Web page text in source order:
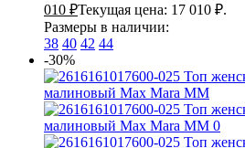
010 ₽Текущая цена: 17 010 ₽.
Размеры в наличии:
38 40 42 44
-30%